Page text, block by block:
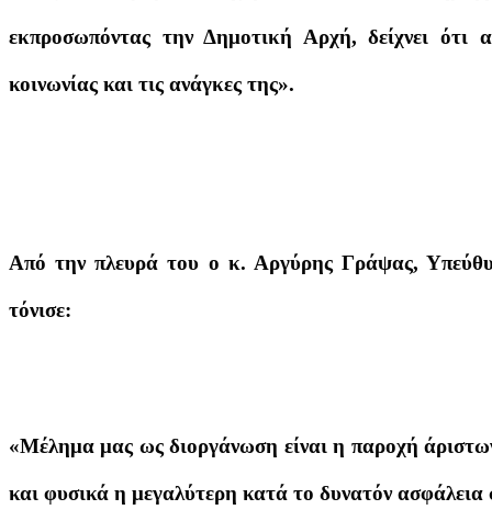
εκπροσωπόντας την Δημοτική Αρχή, δείχνει ότι
κοινωνίας και τις ανάγκες της».
Από την πλευρά του ο κ. Αργύρης Γράψας,
τόνισε:
«Μέλημα μας ως διοργάνωση είναι η παροχή
και φυσικά η μεγαλύτερη κατά το δυνατόν ασφάλεια